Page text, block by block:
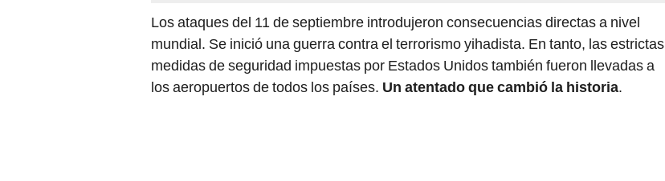
Los ataques del 11 de septiembre introdujeron consecuencias directas a nivel
mundial. Se inició una guerra contra el terrorismo yihadista. En tanto, las estrictas
medidas de seguridad impuestas por Estados Unidos también fueron llevadas a
los aeropuertos de todos los países. Un atentado que cambió la historia.